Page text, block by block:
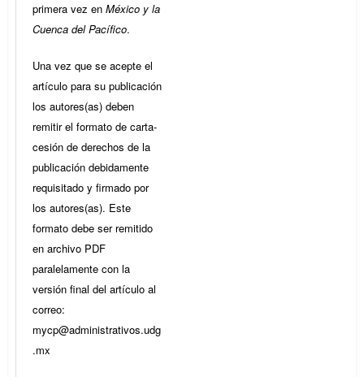
primera vez en México y la
Cuenca del Pacífico.
Una vez que se acepte el
artículo para su publicación
los autores(as) deben
remitir el formato de carta-
cesión de derechos de la
publicación debidamente
requisitado y firmado por
los autores(as). Este
formato debe ser remitido
en archivo PDF
paralelamente con la
versión final del artículo al
correo:
mycp@administrativos.udg
.mx